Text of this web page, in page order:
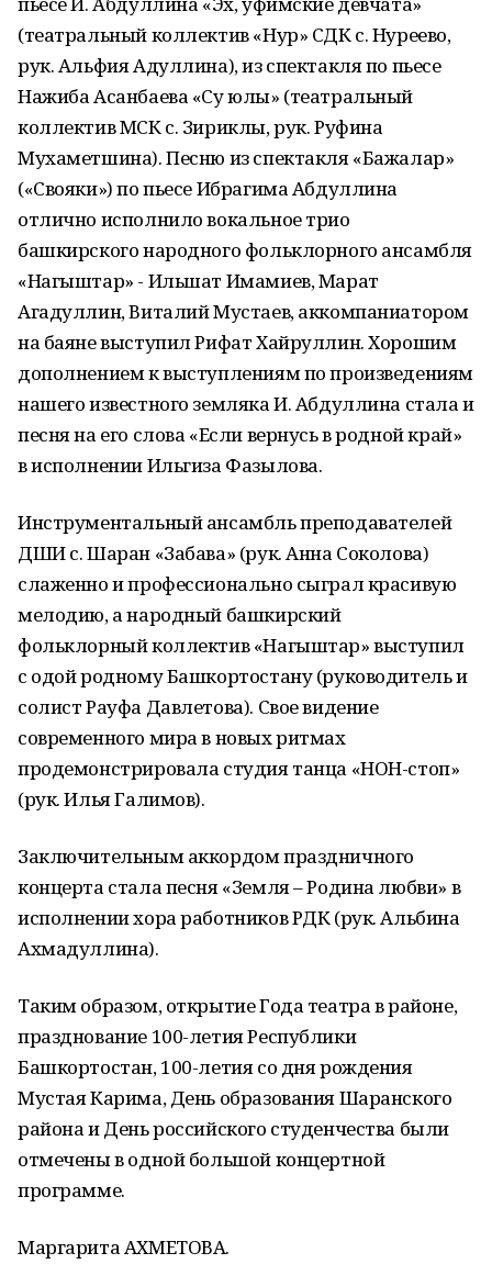
(театральный коллектив «Нур» СДК с. Нуреево,
рук. Альфия Адуллина), из спектакля по пьесе
Нажиба Асанбаева «Су юлы» (театральный
коллектив МСК с. Зириклы, рук. Руфина
Мухаметшина). Песню из спектакля «Бажалар»
(«Свояки») по пьесе Ибрагима Абдуллина
отлично исполнило вокальное трио
башкирского народного фольклорного ансамбля
«Нагыштар» - Ильшат Имамиев, Марат
Агадуллин, Виталий Мустаев, аккомпаниатором
на баяне выступил Рифат Хайруллин. Хорошим
дополнением к выступлениям по произведениям
нашего известного земляка И. Абдуллина стала и
песня на его слова «Если вернусь в родной край»
в исполнении Ильгиза Фазылова.
Инструментальный ансамбль преподавателей
ДШИ с. Шаран «Забава» (рук. Анна Соколова)
слаженно и профессионально сыграл красивую
мелодию, а народный башкирский
фольклорный коллектив «Нагыштар» выступил
с одой родному Башкортостану (руководитель и
солист Рауфа Давлетова). Свое видение
современного мира в новых ритмах
продемонстрировала студия танца «НОН-стоп»
(рук. Илья Галимов).
Заключительным аккордом праздничного
концерта стала песня «Земля – Родина любви» в
исполнении хора работников РДК (рук. Альбина
Ахмадуллина).
Таким образом, открытие Года театра в районе,
празднование 100-летия Республики
Башкортостан, 100-летия со дня рождения
Мустая Карима, День образования Шаранского
района и День российского студенчества были
отмечены в одной большой концертной
программе.
Маргарита АХМЕТОВА.